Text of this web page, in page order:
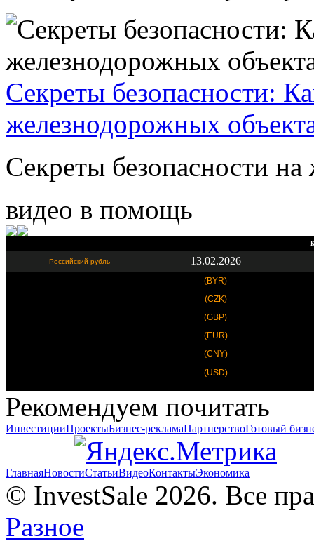
Секреты безопасности:
железнодорожных
Секреты безопасности
видео в помощь
Российский рубль 13.02.2026
(BYR)
(CZK)
(GBP)
(EUR)
(CNY)
(USD)
Рекомендуем почитать
ИнвестицииПроектыБизнес-рекламаПартнерствоГотовый
ГлавнаяНовостиСтатьиВидеоКонтактыЭкономика
© InvestSale 2026. Все
Разное